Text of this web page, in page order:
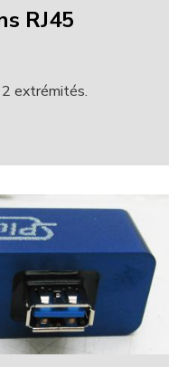
RJ45
2 extrémités.